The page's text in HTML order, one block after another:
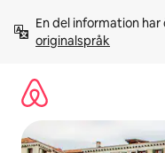
innehåll
En del information
originalspråk